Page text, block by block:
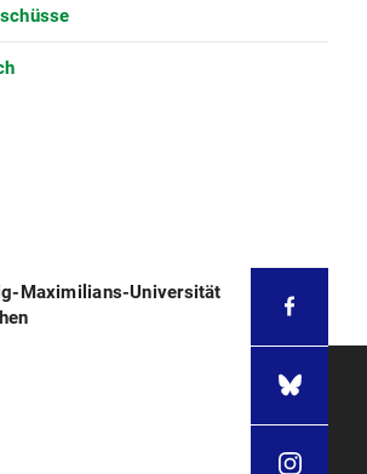
Maximilians-Universität